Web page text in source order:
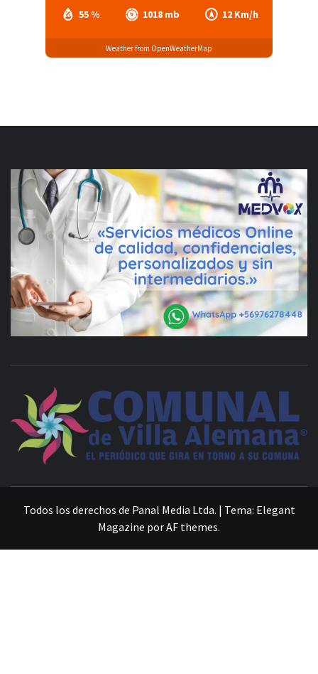
55 % 1018 mb 12 Km/h
Weather from OpenWeatherMap
Todos los derechos de Panal Media Ltda. | Tema: Elegant
Magazine porAF themes.